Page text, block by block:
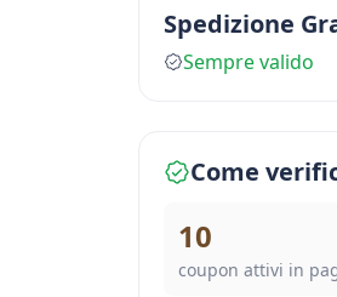
Spedizione
Sempre valido
Come
10
coupon attivi in